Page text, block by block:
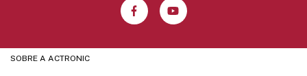
SOBRE A ACTRONIC